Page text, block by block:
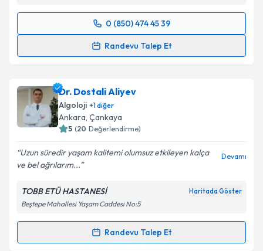
Takvim Talebini Gönder
0 (850) 474 45 39
Randevu Talep Et
Randevu Takvimi Talebi
için bir takvim hazırlandığında e-posta ile
bilgilendireceğiz.
E-posta Adresiniz
Kişisel verilerimin işlenmesine ilişkin
Metni'ni okudum ve kişisel verilerimin belirtilen
kapsamda işlenmesini kabul ediyorum.
Takvim Talebini Gönder
Dr. Dostali Aliyev
Algoloji +1diğer
Ankara, Çankaya
5 (20 Değerlendirme)
Uzun süredir yaşam kalitemi olumsuz etkileyen kalça
ve bel ağrılarım...
Devamı
TOBB ETÜ HASTANESİ Haritada Göster
Beştepe Mahallesi Yaşam Caddesi No:5
Randevu Talep Et
Randevu Takvimi Talebi